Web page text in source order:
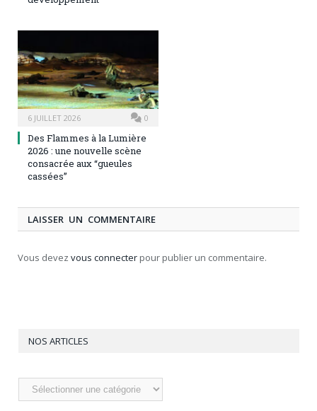
6 JUILLET 2026 0
Des Flammes à la Lumière
2026 : une nouvelle scène
consacrée aux “gueules
cassées”
LAISSER UN COMMENTAIRE
Vous devez vous connecter pour publier un commentaire.
NOS ARTICLES
Nos
articles